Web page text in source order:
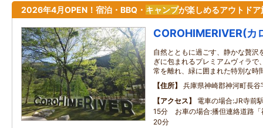
2026年4月OPEN！宿泊・BBQ・ キャンプが楽しめるアウトドア
COROHIMERIVER(カ
自然とともに過ごす、静かな贅沢
ぎに包まれるプレミアムヴィラで
常を離れ、緑に囲まれた特別な時
住所
兵庫県神崎郡神河町長谷
アクセス
電車の場合:JR寺前
15分 お車の場合:播但連絡道路「
20分